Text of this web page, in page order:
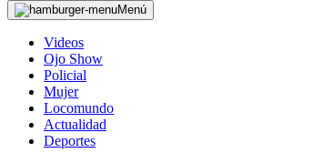
Menú
Videos
Ojo Show
Policial
Mujer
Locomundo
Actualidad
Deportes